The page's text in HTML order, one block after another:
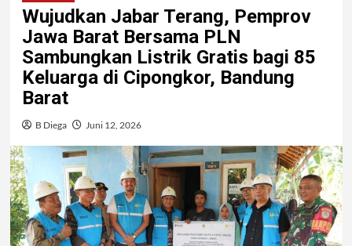
Wujudkan Jabar Terang, Pemprov
Jawa Barat Bersama PLN
Sambungkan Listrik Gratis bagi 85
Keluarga di Cipongkor, Bandung
Barat
B Diega Juni 12, 2026